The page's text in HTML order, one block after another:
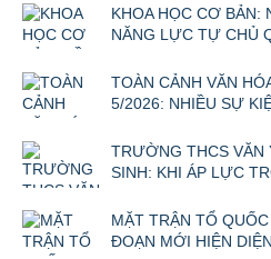
KHOA HỌC CƠ BẢN:
NĂNG LỰC TỰ CHỦ
TOÀN CẢNH VĂN
5/2026: NHIỀU SỰ
TRƯỜNG THCS VĂN
SINH: KHI ÁP LỰC
MẶT TRẬN TỔ
ĐOẠN MỚI HIỆN